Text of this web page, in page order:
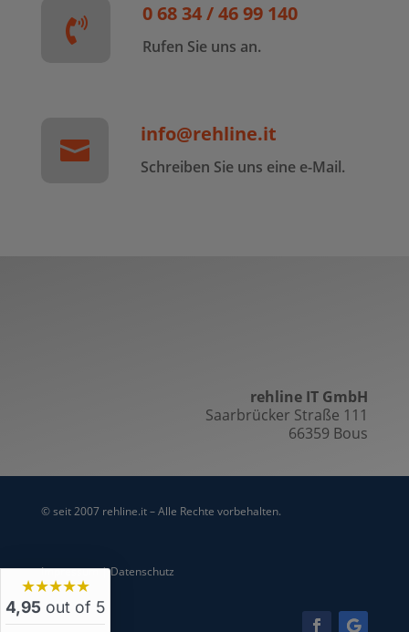

0 68 34 / 46 99 140
Rufen Sie uns an.

info@rehline.it
Schreiben Sie uns eine e-Mail.
rehline IT GmbH
Saarbrücker Straße 111
66359 Bous
© seit 2007 rehline.it – Alle Rechte vorbehalten.
Impressum|Datenschutz
★★★★★
4,95 out of 5